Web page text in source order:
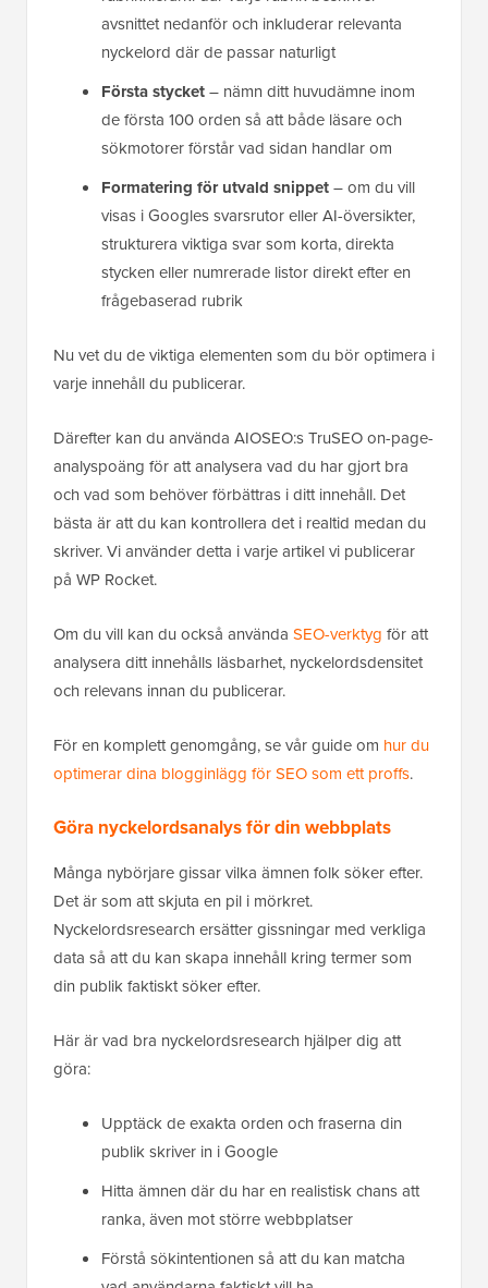
avsnittet nedanför och inkluderar relevanta
nyckelord där de passar naturligt
Första stycket– nämn ditt huvudämne inom
de första 100 orden så att både läsare och
sökmotorer förstår vad sidan handlar om
Formatering för utvald snippet– om du vill
visas i Googles svarsrutor eller AI-översikter,
strukturera viktiga svar som korta, direkta
stycken eller numrerade listor direkt efter en
frågebaserad rubrik
Nu vet du de viktiga elementen som du bör optimera i
varje innehåll du publicerar.
Därefter kan du använda AIOSEO:s TruSEO on-page-
analyspoäng för att analysera vad du har gjort bra
och vad som behöver förbättras i ditt innehåll. Det
bästa är att du kan kontrollera det i realtid medan du
skriver. Vi använder detta i varje artikel vi publicerar
på WP Rocket.
Om du vill kan du också använda SEO-verktyg för att
analysera ditt innehålls läsbarhet, nyckelordsdensitet
och relevans innan du publicerar.
För en komplett genomgång, se vår guide om hur du
optimerar dina blogginlägg för SEO som ett proffs.
Göra nyckelordsanalys för din webbplats
Många nybörjare gissar vilka ämnen folk söker efter.
Det är som att skjuta en pil i mörkret.
Nyckelordsresearch ersätter gissningar med verkliga
data så att du kan skapa innehåll kring termer som
din publik faktiskt söker efter.
Här är vad bra nyckelordsresearch hjälper dig att
göra:
Upptäck de exakta orden och fraserna din
publik skriver in i Google
Hitta ämnen där du har en realistisk chans att
ranka, även mot större webbplatser
Förstå sökintentionen så att du kan matcha